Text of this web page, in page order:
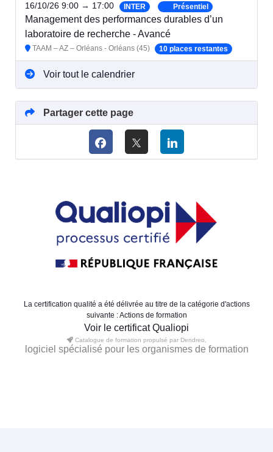
16/10/26 9:00 → 17:00 INTER Présentiel
Management des performances durables d’un
laboratoire de recherche - Avancé
TAAM – AZ – Orléans - Orléans (45) 10 places restantes
Voir tout le calendrier
Partager cette page
La certification qualité a été délivrée au titre de la catégorie d'actions
suivante : Actions de formation
Voir le certificat Qualiopi
Catalogue de formation propulsé par Dendreo,
logiciel spécialisé pour les organismes de formation